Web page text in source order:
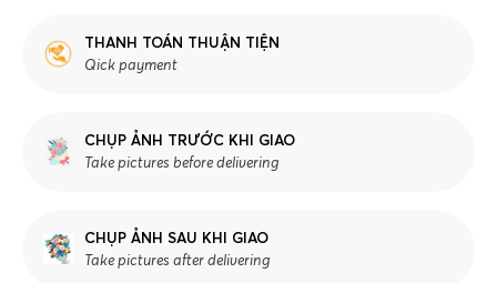
THANH TOÁN THUẬN TIỆN
Qick payment
CHỤP ẢNH TRƯỚC KHI GIAO
Take pictures before delivering
CHỤP ẢNH SAU KHI GIAO
Take pictures after delivering